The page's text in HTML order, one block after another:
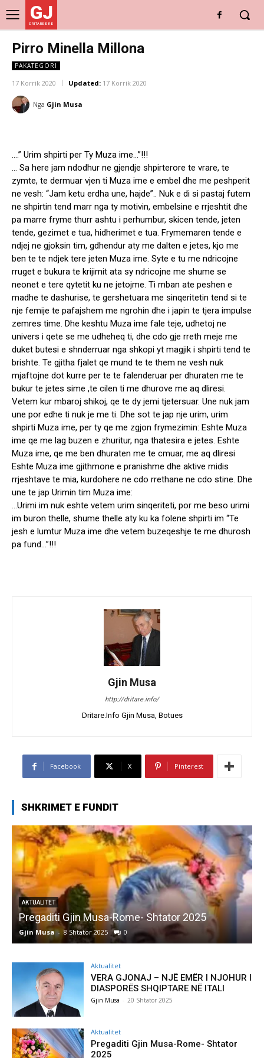
GJ
DRITARE E RE
Pirro Minella Millona
PAKATEGORI
17 Korrik 2020 Updated: 17 Korrik 2020
Nga Gjin Musa
….” Urim shpirti per Ty Muza ime…”!!!
… Sa here jam ndodhur ne gjendje shpirterore te vrare, te
zymte, te dermuar vjen ti Muza ime e embel dhe me peshperit
ne vesh: “Jam ketu erdha une, hajde”.. Nuk e di si pastaj futem
ne shpirtin tend marr nga ty motivin, embelsine e rrjeshtit dhe
pa marre fryme thurr ashtu i perhumbur, skicen tende, jeten
tende, gezimet e tua, hidherimet e tua. Frymemaren tende e
ndjej ne gjoksin tim, gdhendur aty me dalten e jetes, kjo me
ben te te ndjek tere jeten Muza ime. Syte e tu me ndricojne
rruget e bukura te krijimit ata sy ndricojne me shume se
neonet e tere qytetit ku ne jetojme. Ti mban ate peshen e
madhe te dashurise, te gershetuara me sinqeritetin tend si te
nje femije te pafajshem me ngrohin dhe i japin te tjera impulse
zemres time. Dhe keshtu Muza ime fale teje, udhetoj ne
univers i qete se me udheheq ti, dhe cdo gje rreth meje me
duket butesi e shnderruar nga shkopi yt magjik i shpirti tend te
brishte. Te gjitha fjalet qe mund te te them ne vesh nuk
mjaftojne dot kurre per te te falenderuar per dhuraten me te
bukur te jetes sime ,te cilen ti me dhurove me aq dliresi.
Vetem kur mbaroj shikoj, qe te dy jemi tjetersuar. Une nuk jam
une por edhe ti nuk je me ti. Dhe sot te jap nje urim, urim
shpirti Muza ime, per ty qe me zgjon frymezimin: Eshte Muza
ime qe me lag buzen e zhuritur, nga thatesira e jetes. Eshte
Muza ime, qe me ben dhuraten me te cmuar, me aq dliresi
Eshte Muza ime gjithmone e pranishme dhe aktive midis
rrjeshtave te mia, kurdohere ne cdo rrethane ne cdo stine. Dhe
une te jap Urimin tim Muza ime:
…Urimi im nuk eshte vetem urim sinqeriteti, por me beso urimi
im buron thelle, shume thelle aty ku ka folene shpirti im “Te
jesh e lumtur Muza ime dhe vetem buzeqeshje te me dhurosh
pa fund…”!!!
Gjin Musa
http://dritare.info/
Dritare.Info Gjin Musa, Botues
Facebook X Pinterest
SHKRIMET E FUNDIT
AKTUALITET
Pregaditi Gjin Musa-Rome- Shtator 2025
Gjin Musa - 8 Shtator 2025 0
Aktualitet
VERA GJONAJ – NJË EMËR I NJOHUR I
DIASPORËS SHQIPTARE NË ITALI
Gjin Musa - 20 Shtator 2025
Aktualitet
Pregaditi Gjin Musa-Rome- Shtator
2025